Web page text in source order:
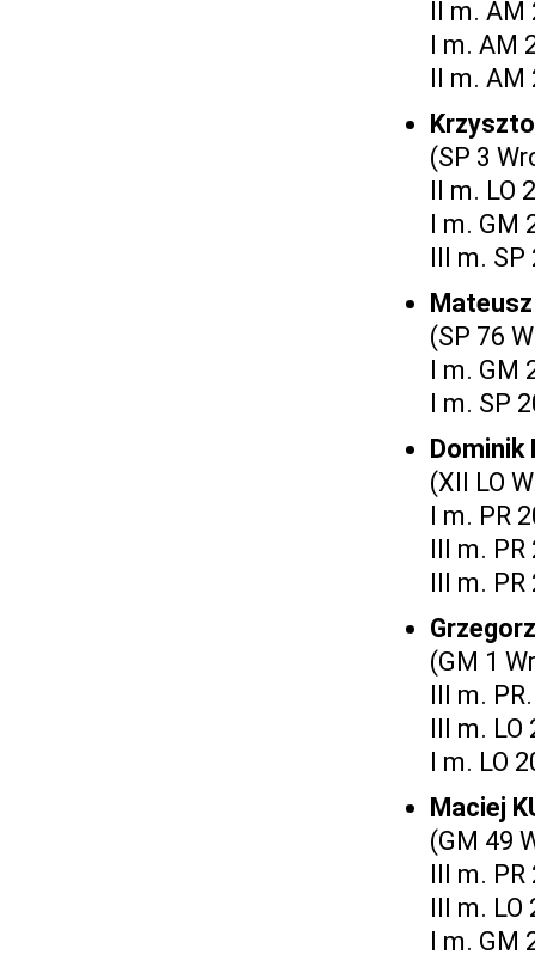
II m. AM
I m. AM
II m. AM
(SP 3
II m. LO
I m. GM
III m. SP
Mateusz
(SP 76
I m. GM
I m. SP
Dominik
(XII LO
I m. PR
III m. PR
III m. PR
(GM 1
III m.
III m. LO
I m. LO
Maciej
(GM 49
III m.
III m. LO
I m. GM